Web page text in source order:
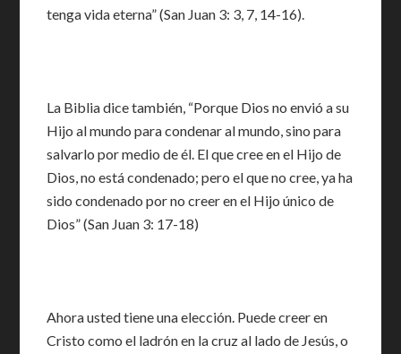
tenga vida eterna” (San Juan 3: 3, 7, 14-16).
La Biblia dice también, “Porque Dios no envió a su
Hijo al mundo para condenar al mundo, sino para
salvarlo por medio de él. El que cree en el Hijo de
Dios, no está condenado; pero el que no cree, ya ha
sido condenado por no creer en el Hijo único de
Dios” (San Juan 3: 17-18)
Ahora usted tiene una elección. Puede creer en
Cristo como el ladrón en la cruz al lado de Jesús, o